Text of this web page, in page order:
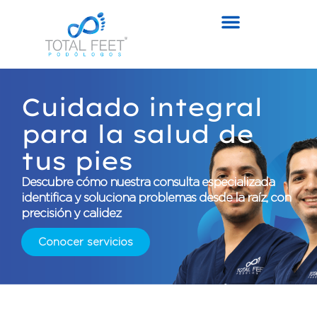
Cuidado integral
para la salud de
tus pies
Descubre cómo nuestra consulta especializada
identifica y soluciona problemas desde la raíz, con
precisión y calidez
Conocer servicios